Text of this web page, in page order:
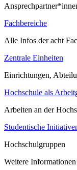
Fachbereiche
Alle Infos der acht
Zentrale Einheiten
Einrichtungen,
Hochschule als
Arbeiten an der
Studentische
Hochschulgruppen
Weitere Informationen